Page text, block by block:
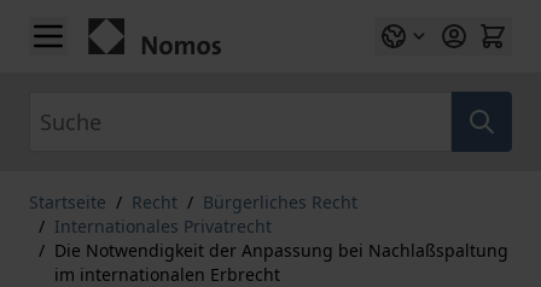
Zum Inhalt springen
Startseite / Recht / Bürgerliches Recht
/ Internationales Privatrecht
/ Die Notwendigkeit der Anpassung bei Nachlaßspaltung
im internationalen Erbrecht